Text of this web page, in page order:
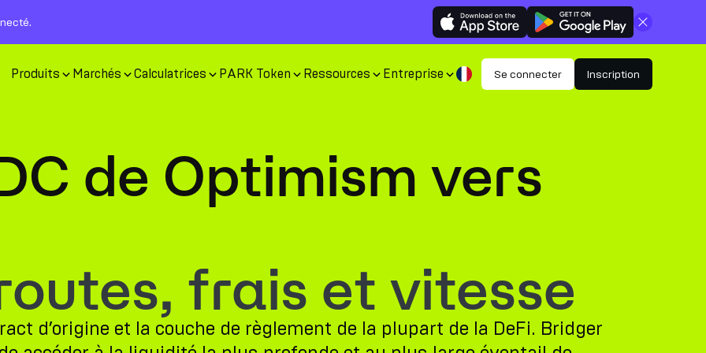
Fermer
Produits Marchés Calculatrices PARK Token Ressources Entreprise Se connecter Inscription
de Optimism vers
frais et vitesse
d’origine et la couche de règlement de la plupart de la DeFi. Bridger